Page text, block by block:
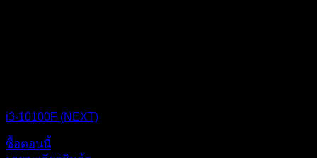
i3-10100F (NEXT)
ซื้อตอนนี้